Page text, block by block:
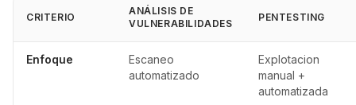
CRITERIO
ANÁLISIS DE
VULNERABILIDADES
PENTESTING
Enfoque
Escaneo
automatizado
Explotacion
manual +
automatizada